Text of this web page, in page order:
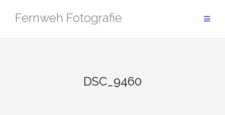
InhaltFernweh Fotografie
DSC_9460